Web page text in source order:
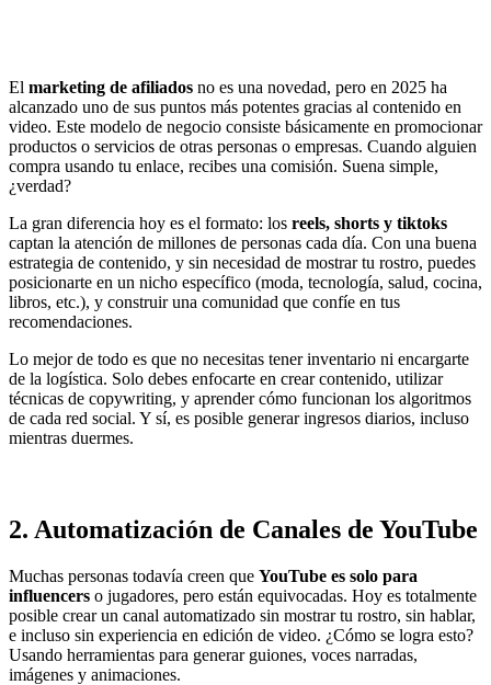
El marketing de afiliados no es una novedad, pero en 2025 ha
alcanzado uno de sus puntos más potentes gracias al contenido en
video. Este modelo de negocio consiste básicamente en promocionar
productos o servicios de otras personas o empresas. Cuando alguien
compra usando tu enlace, recibes una comisión. Suena simple,
¿verdad?
La gran diferencia hoy es el formato: los reels, shorts y tiktoks
captan la atención de millones de personas cada día. Con una buena
estrategia de contenido, y sin necesidad de mostrar tu rostro, puedes
posicionarte en un nicho específico (moda, tecnología, salud, cocina,
libros, etc.), y construir una comunidad que confíe en tus
recomendaciones.
Lo mejor de todo es que no necesitas tener inventario ni encargarte
de la logística. Solo debes enfocarte en crear contenido, utilizar
técnicas de copywriting, y aprender cómo funcionan los algoritmos
de cada red social. Y sí, es posible generar ingresos diarios, incluso
mientras duermes.
2. Automatización de Canales de YouTube
Muchas personas todavía creen que YouTube es solo para
influencers o jugadores, pero están equivocadas. Hoy es totalmente
posible crear un canal automatizado sin mostrar tu rostro, sin hablar,
e incluso sin experiencia en edición de video. ¿Cómo se logra esto?
Usando herramientas para generar guiones, voces narradas,
imágenes y animaciones.